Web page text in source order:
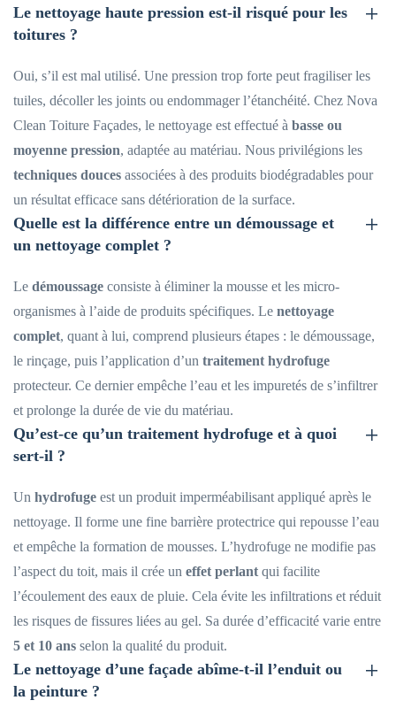
Le nettoyage haute pression est-il risqué pour les
toitures ?
Oui, s’il est mal utilisé. Une pression trop forte peut fragiliser les
tuiles, décoller les joints ou endommager l’étanchéité. Chez Nova
Clean Toiture Façades, le nettoyage est effectué à basse ou
moyenne pression, adaptée au matériau. Nous privilégions les
techniques douces associées à des produits biodégradables pour
un résultat efficace sans détérioration de la surface.
Quelle est la différence entre un démoussage et
un nettoyage complet ?
Le démoussage consiste à éliminer la mousse et les micro-
organismes à l’aide de produits spécifiques. Le nettoyage
complet, quant à lui, comprend plusieurs étapes : le démoussage,
le rinçage, puis l’application d’un traitement hydrofuge
protecteur. Ce dernier empêche l’eau et les impuretés de s’infiltrer
et prolonge la durée de vie du matériau.
Qu’est-ce qu’un traitement hydrofuge et à quoi
sert-il ?
Un hydrofuge est un produit imperméabilisant appliqué après le
nettoyage. Il forme une fine barrière protectrice qui repousse l’eau
et empêche la formation de mousses. L’hydrofuge ne modifie pas
l’aspect du toit, mais il crée un effet perlant qui facilite
l’écoulement des eaux de pluie. Cela évite les infiltrations et réduit
les risques de fissures liées au gel. Sa durée d’efficacité varie entre
5 et 10 ans selon la qualité du produit.
Le nettoyage d’une façade abîme-t-il l’enduit ou
la peinture ?